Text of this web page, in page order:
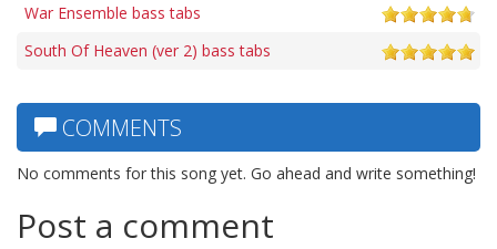
War Ensemble bass tabs
South Of Heaven (ver 2) bass tabs
COMMENTS
No comments for this song yet. Go ahead and write something!
Post a comment